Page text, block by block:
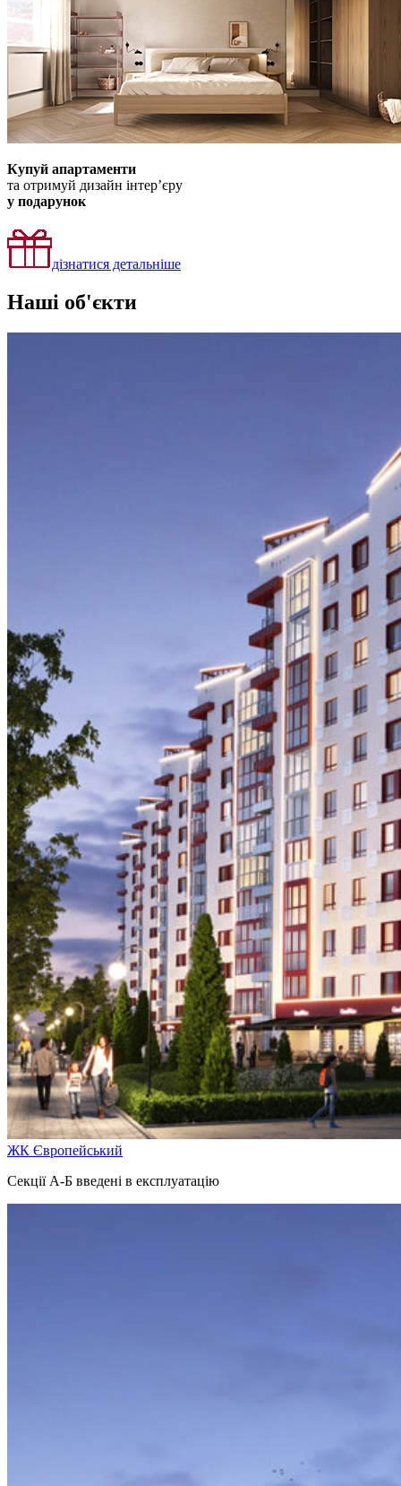
Купуй апартаменти
та отримуй дизайн інтер’єру
у подарунок
дізнатися детальніше
Наші об'єкти
ЖК Європейський
Секції А-Б введені в експлуатацію